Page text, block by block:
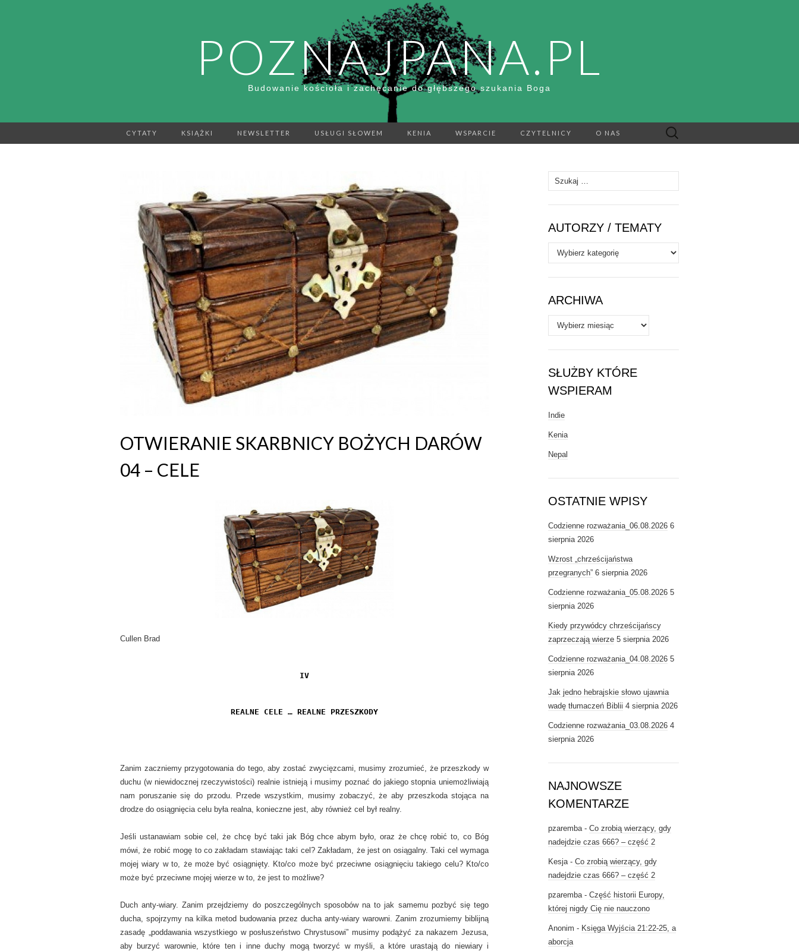
POZNAJPANA.PL
Budowanie kościoła i zachęcanie do głębszego szukania Boga
CYTATY KSIĄŻKI NEWSLETTER USŁUGI SŁOWEM KENIA WSPARCIE CZYTELNICY O NAS Szukaj:
OTWIERANIE SKARBNICY BOŻYCH DARÓW
04 – CELE
Cullen Brad
IV
REALNE CELE … REALNE PRZESZKODY
Zanim zaczniemy przygotowania do tego, aby zostać zwycięzcami, musimy zrozumieć, że przeszkody w
duchu (w niewidocznej rzeczywistości) realnie istnieją i musimy poznać do jakiego stopnia uniemożliwiają
nam poruszanie się do przodu. Przede wszystkim, musimy zobaczyć, że aby przeszkoda stojąca na
drodze do osiągnięcia celu była realna, konieczne jest, aby również cel był realny.
Jeśli ustanawiam sobie cel, że chcę być taki jak Bóg chce abym było, oraz że chcę robić to, co Bóg
mówi, że robić mogę to co zakładam stawiając taki cel? Zakładam, że jest on osiągalny. Taki cel wymaga
mojej wiary w to, że może być osiągnięty. Kto/co może być przeciwne osiągnięciu takiego celu? Kto/co
może być przeciwne mojej wierze w to, że jest to możliwe?
Duch anty-wiary. Zanim przejdziemy do poszczególnych sposobów na to jak samemu pozbyć się tego
ducha, spojrzymy na kilka metod budowania przez ducha anty-wiary warowni. Zanim zrozumiemy biblijną
zasadę „poddawania wszystkiego w posłuszeństwo Chrystusowi” musimy podążyć za nakazem Jezusa,
aby burzyć warownie, które ten i inne duchy mogą tworzyć w myśli, a które urastają do niewiary i
Szukaj:
AUTORZY / TEMATY
Autorzy
/
Tematy
ARCHIWA
Archiwa
SŁUŻBY KTÓRE
WSPIERAM
Indie
Kenia
Nepal
OSTATNIE WPISY
Codzienne rozważania_06.08.2026 6
sierpnia 2026
Wzrost „chrześcijaństwa
przegranych” 6 sierpnia 2026
Codzienne rozważania_05.08.2026 5
sierpnia 2026
Kiedy przywódcy chrześcijańscy
zaprzeczają wierze 5 sierpnia 2026
Codzienne rozważania_04.08.2026 5
sierpnia 2026
Jak jedno hebrajskie słowo ujawnia
wadę tłumaczeń Biblii 4 sierpnia 2026
Codzienne rozważania_03.08.2026 4
sierpnia 2026
NAJNOWSZE
KOMENTARZE
pzaremba- Co zrobią wierzący, gdy
nadejdzie czas 666? – część 2
Kesja- Co zrobią wierzący, gdy
nadejdzie czas 666? – część 2
pzaremba- Część historii Europy,
której nigdy Cię nie nauczono
Anonim - Księga Wyjścia 21:22-25, a
aborcja